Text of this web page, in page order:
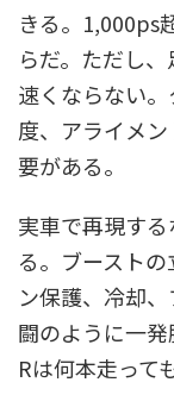
きる。1,000ps
らだ。ただし
速くならない
度、アライメ
要がある。
実車で再現す
る。ブースト
ン保護、冷却
闘のように一
Rは何本走って